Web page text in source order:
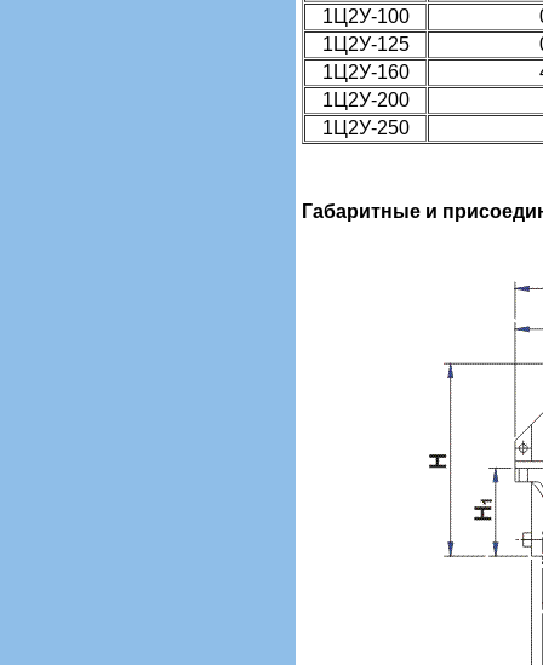
1Ц2У-100
1Ц2У-125
1Ц2У-160
1Ц2У-200
1Ц2У-250
Габаритные и